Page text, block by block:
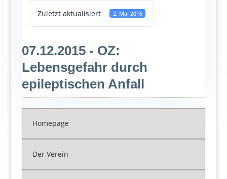
Zuletzt aktualisiert 2. Mai 2016
07.12.2015 - OZ:
Lebensgefahr durch
epileptischen Anfall
Homepage
Der Verein